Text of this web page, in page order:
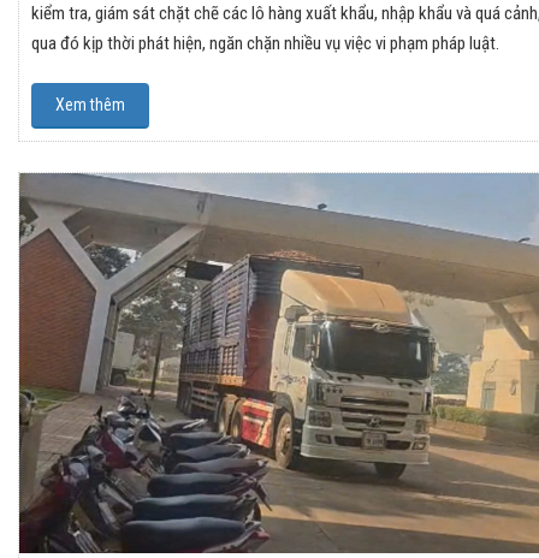
kiểm tra, giám sát chặt chẽ các lô hàng xuất khẩu, nhập khẩu và quá
qua đó kịp thời phát hiện, ngăn chặn nhiều vụ việc vi phạm pháp luật.
Xem thêm